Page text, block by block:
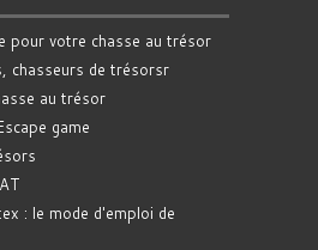
pour votre chasse au trésor
chasseurs de trésorsr
au trésor
game
: le mode d'emploi de